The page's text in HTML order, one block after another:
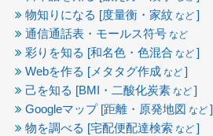
物知りになる [度量衡・家紋 など ]
通信通話表・モールス符号 など
彩りを知る [和名色・色混合 など ]
Webを作る [メタタグ作成 など ]
己を知る [BMI・二酸化炭素 など ]
Googleマップ [距離・原発地図 など ]
物を調べる [宅配便配達検索 など ]